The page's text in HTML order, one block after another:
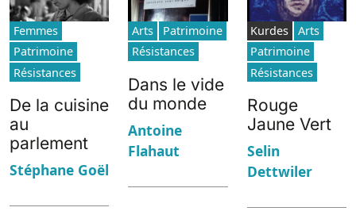
Femmes
Patrimoine
Résistances
De la cuisine
au
parlement
Stéphane Goël
Arts
Patrimoine
Résistances
Dans le vide
du monde
Antoine
Flahaut
Kurdes
Arts
Patrimoine
Résistances
Rouge
Jaune Vert
Selin
Dettwiler